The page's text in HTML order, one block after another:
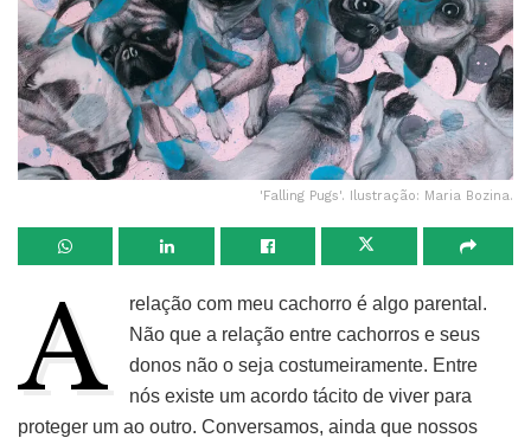
'Falling Pugs'. Ilustração: Maria Bozina.
A
relação com meu cachorro é algo parental.
Não que a relação entre cachorros e seus
donos não o seja costumeiramente. Entre
nós existe um acordo tácito de viver para
proteger um ao outro. Conversamos, ainda que nossos